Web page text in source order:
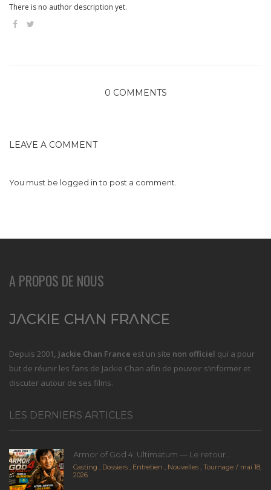
There is no author description yet.
0 COMMENTS
LEAVE A COMMENT
You must be logged into post a comment.
A PROPOS DE NOUS
Depuis 2001, Jackie Chan France est un site non officiel qui a pour
but de réunir les fans de Jackie Chan afin de pouvoir s’informer et
discuter autour de ses films.
LES DERNIERS ARTICLES
Armor of God 4: Ultimatum — Le retour...
Casting Dossiers Entretien Nouvelles Tournage
mai 18,
2026